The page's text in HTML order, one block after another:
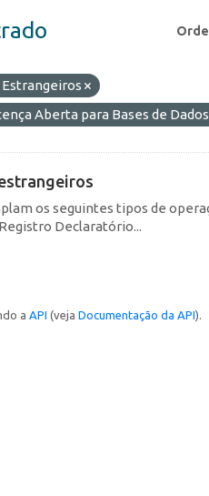
Aberta para Bases de
os seguintes tipos de
Declaratório...
a API (veja Documentação da API).